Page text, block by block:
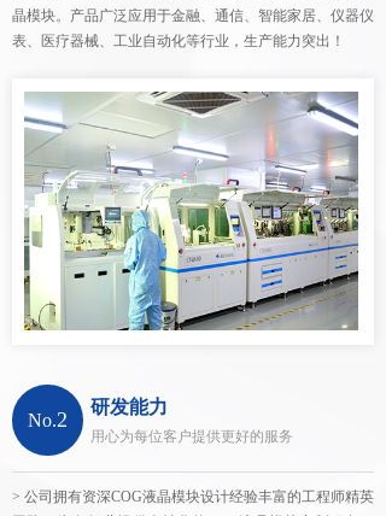
晶模块。产品广泛应用于金融、通信、智能家居、仪器仪
表、医疗器械、工业自动化等行业，生产能力突出！
No.2
研发能力
用心为每位客户提供更好的服务
> 公司拥有资深COG液晶模块设计经验丰富的工程师精英